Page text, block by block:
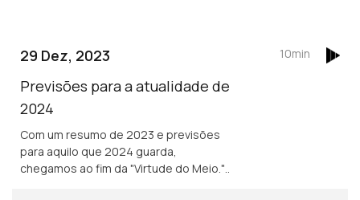
29 Dez, 2023
Previsões para a atualidade de
2024
Com um resumo de 2023 e previsões
para aquilo que 2024 guarda,
chegamos ao fim da "Virtude do Meio.".
10min